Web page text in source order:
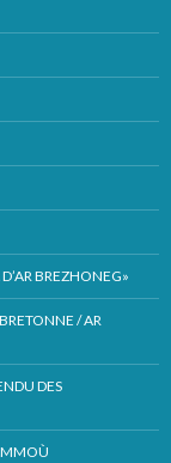
BREZHONEG»
/ AR
DES